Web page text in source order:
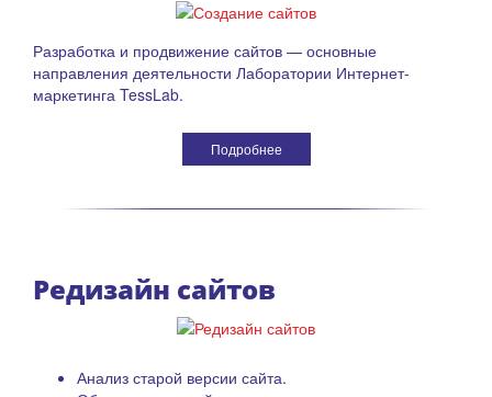
Разработка и продвижение сайтов — основные
направления деятельности Лаборатории Интернет-
маркетинга TessLab.
Подробнее
Редизайн сайтов
Анализ старой версии сайта.